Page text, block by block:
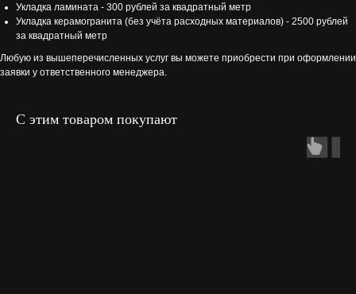
Укладка ламината - 300 рублей за квадратный метр
Укладка керамогранита (без учёта расходных материалов) - 2500 рублей
за квадратный метр
Любую из вышеперечисленных услуг вы можете приобрести при оформлении
заявки у ответственного менеджера.
С этим товаром покупают